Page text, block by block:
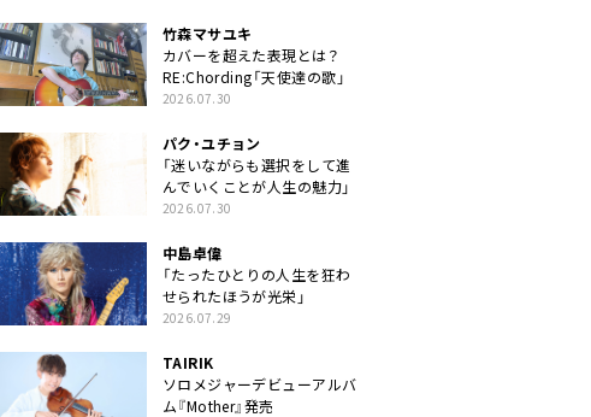
竹森マサユキ
カバーを超えた表現とは？
RE:Chording「天使達の歌」
2026.07.30
パク・ユチョン
「迷いながらも選択をして進
んでいくことが人生の魅力」
2026.07.30
中島卓偉
「たったひとりの人生を狂わ
せられたほうが光栄」
2026.07.29
TAIRIK
ソロメジャーデビューアルバ
ム『Mother』発売